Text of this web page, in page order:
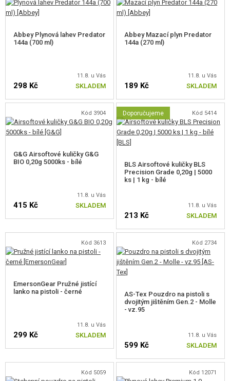
Abbey Plynová lahev Predator
144a (700 ml)
11.8. u Vás
298 Kč SKLADEM
Abbey Mazací plyn Predator
144a (270 ml)
11.8. u Vás
189 Kč SKLADEM
Kód 3904
G&G Airsoftové kuličky G&G
BIO 0,20g 5000ks - bílé
11.8. u Vás
415 Kč SKLADEM
Doporučujeme Kód 5414
BLS Airsoftové kuličky BLS
Precision Grade 0,20g | 5000
ks | 1 kg - bílé
11.8. u Vás
213 Kč SKLADEM
Kód 3613
EmersonGear Pružné jistící
lanko na pistoli - černé
11.8. u Vás
299 Kč SKLADEM
Kód 2734
AS-Tex Pouzdro na pistoli s
dvojitým jištěním Gen.2 - Molle
- vz.95
11.8. u Vás
599 Kč SKLADEM
Kód 5059 Kód 12071